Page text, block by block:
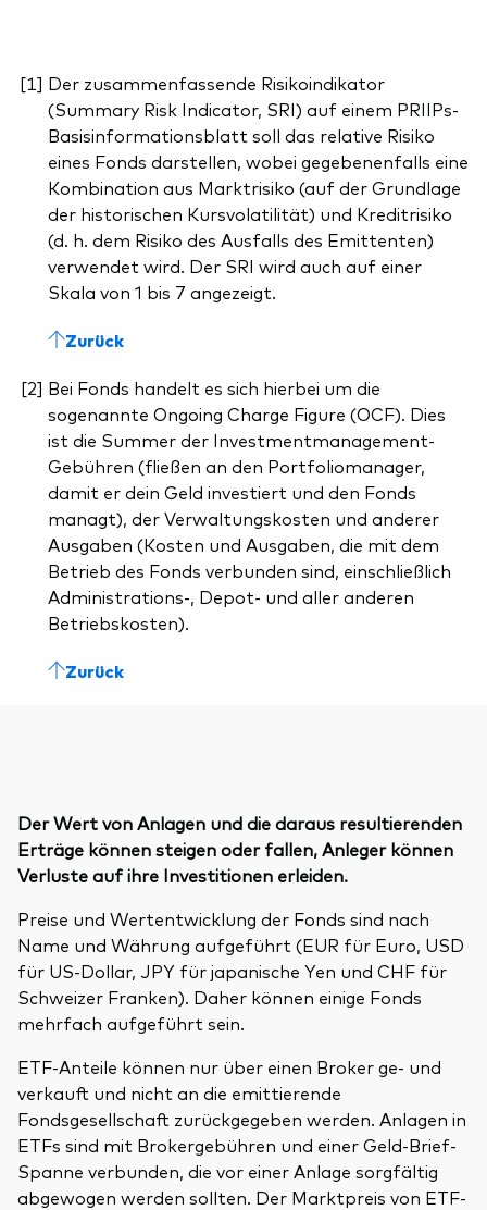
Der zusammenfassende Risikoindikator
(Summary Risk Indicator, SRI) auf einem PRIIPs-
Basisinformationsblatt soll das relative Risiko
eines Fonds darstellen, wobei gegebenenfalls eine
Kombination aus Marktrisiko (auf der Grundlage
der historischen Kursvolatilität) und Kreditrisiko
(d. h. dem Risiko des Ausfalls des Emittenten)
verwendet wird. Der SRI wird auch auf einer
Skala von 1 bis 7 angezeigt.
Zurück
Bei Fonds handelt es sich hierbei um die
sogenannte Ongoing Charge Figure (OCF). Dies
ist die Summer der Investmentmanagement-
Gebühren (fließen an den Portfoliomanager,
damit er dein Geld investiert und den Fonds
managt), der Verwaltungskosten und anderer
Ausgaben (Kosten und Ausgaben, die mit dem
Betrieb des Fonds verbunden sind, einschließlich
Administrations-, Depot- und aller anderen
Betriebskosten).
Zurück
Der Wert von Anlagen und die daraus resultierenden
Erträge können steigen oder fallen, Anleger können
Verluste auf ihre Investitionen erleiden.
Preise und Wertentwicklung der Fonds sind nach
Name und Währung aufgeführt (EUR für Euro, USD
für US-Dollar, JPY für japanische Yen und CHF für
Schweizer Franken). Daher können einige Fonds
mehrfach aufgeführt sein.
ETF-Anteile können nur über einen Broker ge- und
verkauft und nicht an die emittierende
Fondsgesellschaft zurückgegeben werden. Anlagen in
ETFs sind mit Brokergebühren und einer Geld-Brief-
Spanne verbunden, die vor einer Anlage sorgfältig
abgewogen werden sollten. Der Marktpreis von ETF-